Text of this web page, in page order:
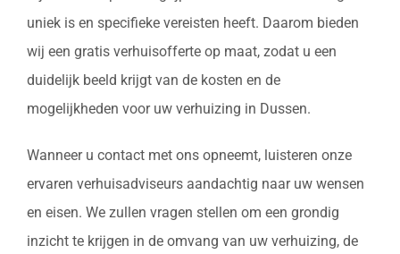
uniek is en specifieke vereisten heeft. Daarom bieden
wij een gratis verhuisofferte op maat, zodat u een
duidelijk beeld krijgt van de kosten en de
mogelijkheden voor uw verhuizing in Dussen.
Wanneer u contact met ons opneemt, luisteren onze
ervaren verhuisadviseurs aandachtig naar uw wensen
en eisen. We zullen vragen stellen om een grondig
inzicht te krijgen in de omvang van uw verhuizing, de